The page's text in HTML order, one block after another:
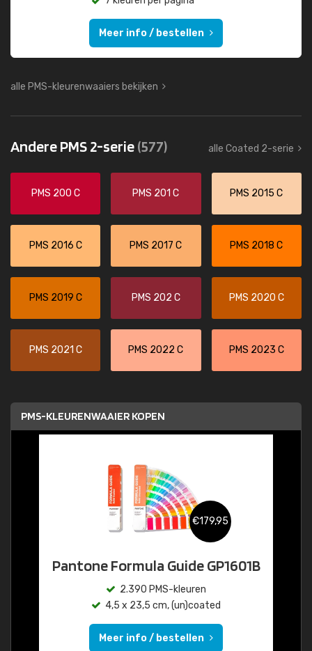
Meer info / bestellen
alle PMS-kleurenwaaiers bekijken
Andere PMS 2-serie(577) alle Coated 2-serie
PMS 200 C PMS 201 C PMS 2015 C
PMS 2016 C PMS 2017 C PMS 2018 C
PMS 2019 C PMS 202 C PMS 2020 C
PMS 2021 C PMS 2022 C PMS 2023 C
PMS-KLEURENWAAIER KOPEN
€179,95
Pantone Formula Guide GP1601B
2.390 PMS-kleuren
4,5 x 23,5 cm, (un)coated
Meer info / bestellen